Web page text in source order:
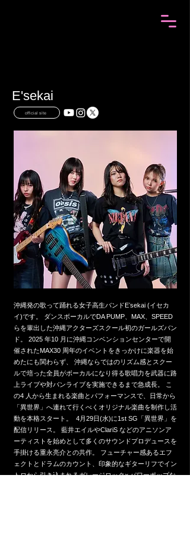
E'sekai
official site
沖縄発の歌って踊れる女子高生バンドEʼsekai (イセカ
イ)です。 ダンスボーカルでDA PUMP、MAX、SPEED
らを輩出した沖縄アクターズスクール初のガールズバン
ド。 2025 年10 月に沖縄コンベンションセンターで開
催されたMAX30 周年のイベントをきっかけに楽器を始
めたにも関わらず、 沖縄ならではのリズム感とスクー
ルで培った全員がボーカルになり得る歌唱力を武器に路
上ライブや対バンライブを実施できるまで急成長。 こ
の4 人から生まれる楽曲とパフォーマンスで、日常から
「異世界」へ連れて行くべくオリジナル楽曲を制作し活
動を本格スタート。 4月29日(水)に1st SG「異世界」を
配信リリース。 藍井エイルやClariS などのアニソンア
ーティストを始めとして多くのサウンドプロデュースを
手掛ける重永亮介との共作。 フューチャー感あるエフ
ェクトとドラムのカウント、印象的なギターリフでイン
トロから引き込まれるガレージロック× パワーポップな